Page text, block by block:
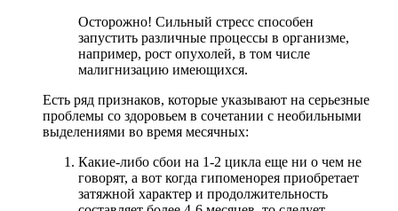
Осторожно! Сильный стресс способен
запустить различные процессы в организме,
например, рост опухолей, в том числе
малигнизацию имеющихся.
Есть ряд признаков, которые указывают на серьезные
проблемы со здоровьем в сочетании с необильными
выделениями во время месячных:
Какие-либо сбои на 1-2 цикла еще ни о чем не
говорят, а вот когда гипоменорея приобретает
затяжной характер и продолжительность